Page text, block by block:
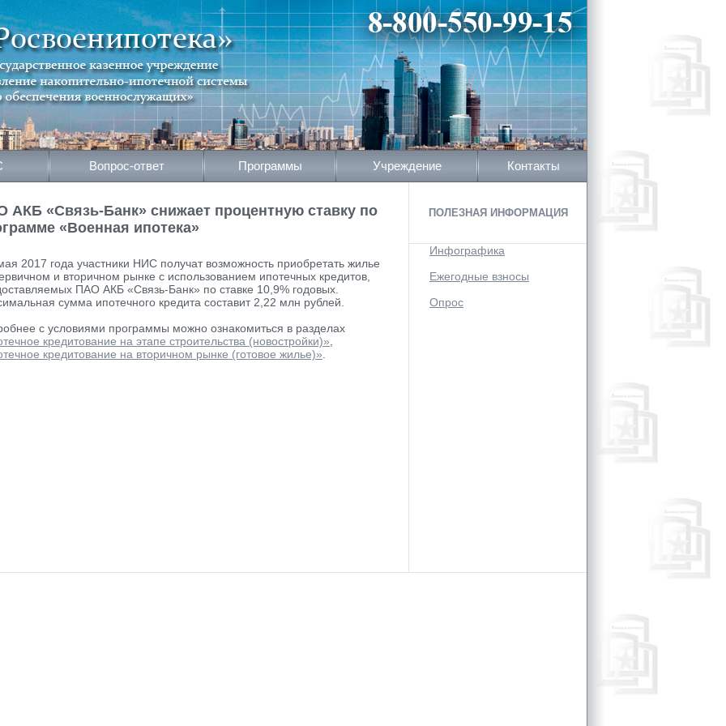
Вопрос-ответ Программы Учреждение Контакты
АКБ «Связь-Банк» снижает процентную ставку по
«Военная ипотека»
2017 года участники НИС получат возможность приобретать жилье
и вторичном рынке с использованием ипотечных кредитов,
ПАО АКБ «Связь-Банк» по ставке 10,9% годовых.
сумма ипотечного кредита составит 2,22 млн рублей.
с условиями программы можно ознакомиться в разделах
кредитование на этапе строительства (новостройки)»
кредитование на вторичном рынке (готовое жилье)»
ПОЛЕЗНАЯ ИНФОРМАЦИЯ
Инфографика
Ежегодные взносы
Опрос